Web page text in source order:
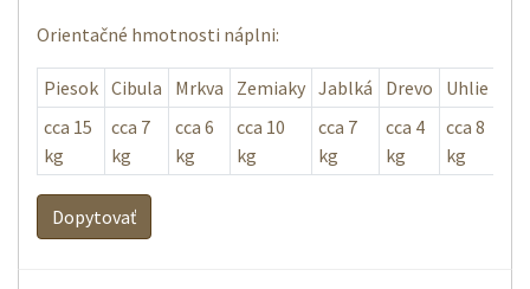
Orientačné hmotnosti náplni:
Piesok Cibula Mrkva Zemiaky Jablká Drevo Uhlie
cca 15
kg
cca 7
kg
cca 6
kg
cca 10
kg
cca 7
kg
cca 4
kg
cca 8
kg
Dopytovať